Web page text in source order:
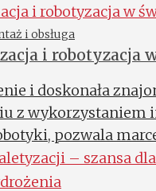
i obsługa
i robotyzacja
i doskonała
z wykorzystaniem
pozwala
i